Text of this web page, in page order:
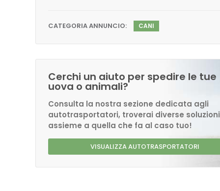
CATEGORIA ANNUNCIO: CANI
Cerchi un aiuto per spedire le tue
uova o animali?
Consulta la nostra sezione dedicata agli
autotrasportatori, troverai diverse soluzioni
assieme a quella che fa al caso tuo!
VISUALIZZA AUTOTRASPORTATORI